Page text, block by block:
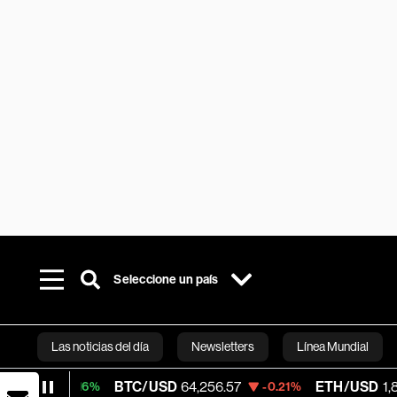
Seleccione un país
Las noticias del día Newsletters Línea Mundial
Bloomberg
BTC/USD 64,256.57 -0.21% ETH/USD 1,897.243 -